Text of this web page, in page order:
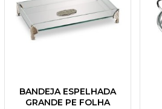
BANDEJA ESPELHADA
GRANDE PE FOLHA